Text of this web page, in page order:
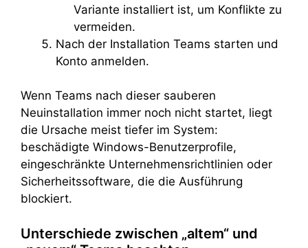
Variante installiert ist, um Konflikte zu
vermeiden.
Nach der Installation Teams starten und
Konto anmelden.
Wenn Teams nach dieser sauberen
Neuinstallation immer noch nicht startet, liegt
die Ursache meist tiefer im System:
beschädigte Windows-Benutzerprofile,
eingeschränkte Unternehmensrichtlinien oder
Sicherheitssoftware, die die Ausführung
blockiert.
Unterschiede zwischen „altem“ und